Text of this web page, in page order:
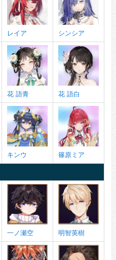
レイア シンシア
花 語青 花 語白
キンウ 篠原ミア
一ノ瀬空 明智英樹